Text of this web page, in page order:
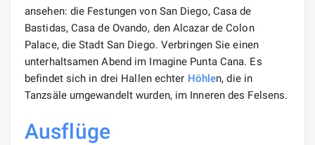
ansehen: die Festungen von San Diego, Casa de
Bastidas, Casa de Ovando, den Alcazar de Colon
Palace, die Stadt San Diego. Verbringen Sie einen
unterhaltsamen Abend im Imagine Punta Cana. Es
befindet sich in drei Hallen echter Höhlen, die in
Tanzsäle umgewandelt wurden, im Inneren des Felsens.
Ausflüge